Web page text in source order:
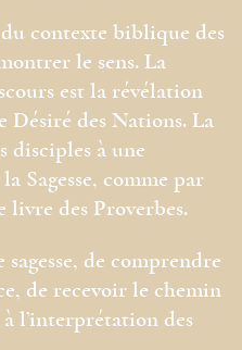
contexte biblique des
le sens. La
est la révélation
Désiré des Nations. La
disciples à une
Sagesse, comme par
livre des Proverbes.
de comprendre
de recevoir le chemin
l’interprétation des